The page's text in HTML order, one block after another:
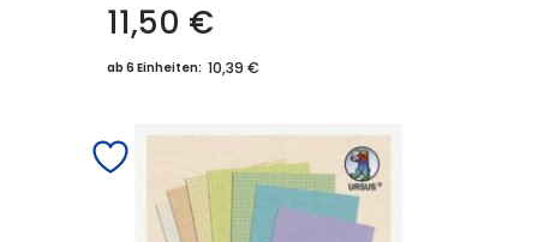
11,50 €
ab 6 Einheiten: 10,39 €